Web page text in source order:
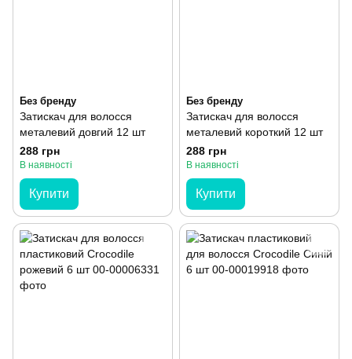
Без бренду
Затискач для волосся
металевий довгий 12 шт
288 грн
В наявності
Купити
Без бренду
Затискач для волосся
металевий короткий 12 шт
288 грн
В наявності
Купити